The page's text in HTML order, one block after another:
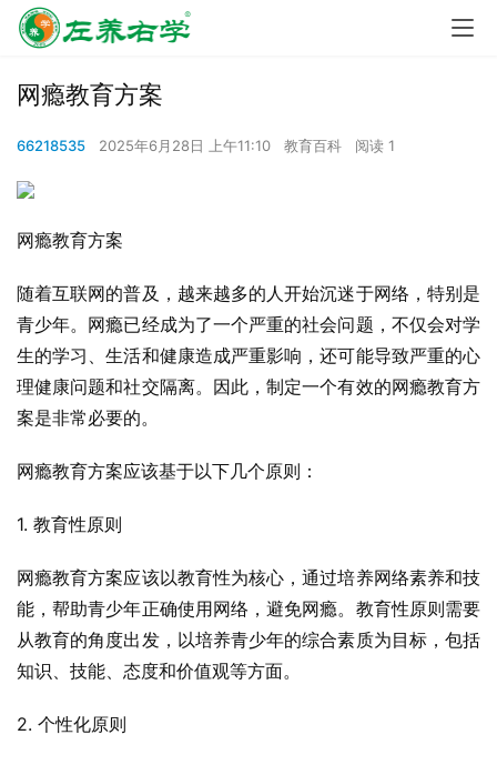
网瘾教育方案
66218535 2025年6月28日 上午11:10 教育百科 阅读 1
网瘾教育方案
随着互联网的普及，越来越多的人开始沉迷于网络，特别是
青少年。网瘾已经成为了一个严重的社会问题，不仅会对学
生的学习、生活和健康造成严重影响，还可能导致严重的心
理健康问题和社交隔离。因此，制定一个有效的网瘾教育方
案是非常必要的。
网瘾教育方案应该基于以下几个原则：
1. 教育性原则
网瘾教育方案应该以教育性为核心，通过培养网络素养和技
能，帮助青少年正确使用网络，避免网瘾。教育性原则需要
从教育的角度出发，以培养青少年的综合素质为目标，包括
知识、技能、态度和价值观等方面。
2. 个性化原则